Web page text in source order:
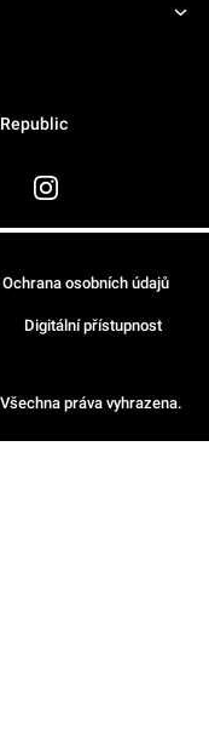
práva vyhrazena.
Ochrana osobních údajů
Digitální přístupnost